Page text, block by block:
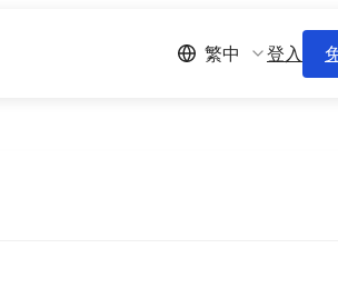
繁中 登入